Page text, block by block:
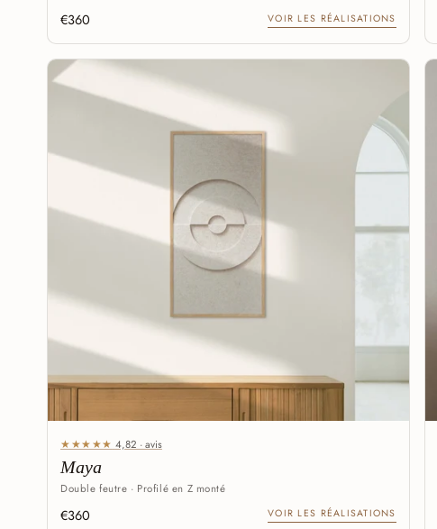
€360 VOIR LES RÉALISATIONS
★★★★★ 4,82 · avis
Maya
Double feutre · Profilé en Z monté
€360 VOIR LES RÉALISATIONS